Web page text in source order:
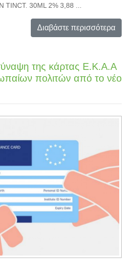
TINCT. 30ML 2% 3,88 ...
Διαβάστε περισσότερα
της κάρτας Ε.Κ.Α.Α
πολιτών από το νέο